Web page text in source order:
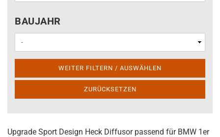
BAUJAHR
BAUJAHR
WEITER FILTERN / AUSWÄHLEN
ZURÜCKSETZEN
Upgrade Sport Design Heck Diffusor passend für BMW 1er